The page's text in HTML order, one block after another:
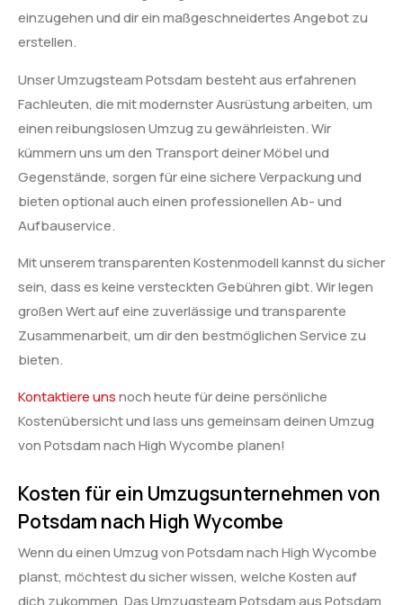
einzugehen und dir ein maßgeschneidertes Angebot zu
erstellen.
Unser Umzugsteam Potsdam besteht aus erfahrenen
Fachleuten, die mit modernster Ausrüstung arbeiten, um
einen reibungslosen Umzug zu gewährleisten. Wir
kümmern uns um den Transport deiner Möbel und
Gegenstände, sorgen für eine sichere Verpackung und
bieten optional auch einen professionellen Ab- und
Aufbauservice.
Mit unserem transparenten Kostenmodell kannst du sicher
sein, dass es keine versteckten Gebühren gibt. Wir legen
großen Wert auf eine zuverlässige und transparente
Zusammenarbeit, um dir den bestmöglichen Service zu
bieten.
Kontaktiere unsnoch heute für deine persönliche
Kostenübersicht und lass uns gemeinsam deinen Umzug
von Potsdam nach High Wycombe planen!
Kosten für ein Umzugsunternehmen von
Potsdam nach High Wycombe
Wenn du einen Umzug von Potsdam nach High Wycombe
planst, möchtest du sicher wissen, welche Kosten auf
dich zukommen. Das Umzugsteam Potsdam aus Potsdam